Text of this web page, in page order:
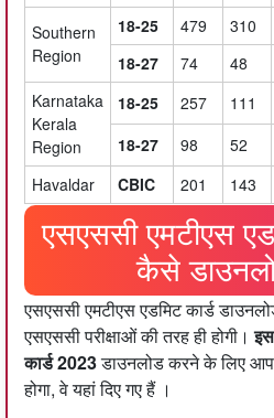
Southern
Region
18-25 479 310
18-27
74 48
Karnataka
Kerala
Region
18-25 257 111
18-27
98 52
Havaldar
CBIC 201 143
एसएससी एमटीएस
कैसे
एसएससी एमटीएस एडमिट कार्ड
एसएससी परीक्षाओं की तरह ही होगी।
कार्ड 2023डाउनलोड करने के लिए
होगा, वे यहां दिए गए हैं ।